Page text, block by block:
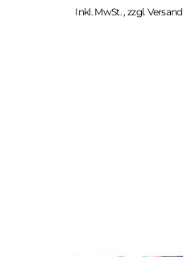
Inkl. MwSt. ,zzgl.Versand